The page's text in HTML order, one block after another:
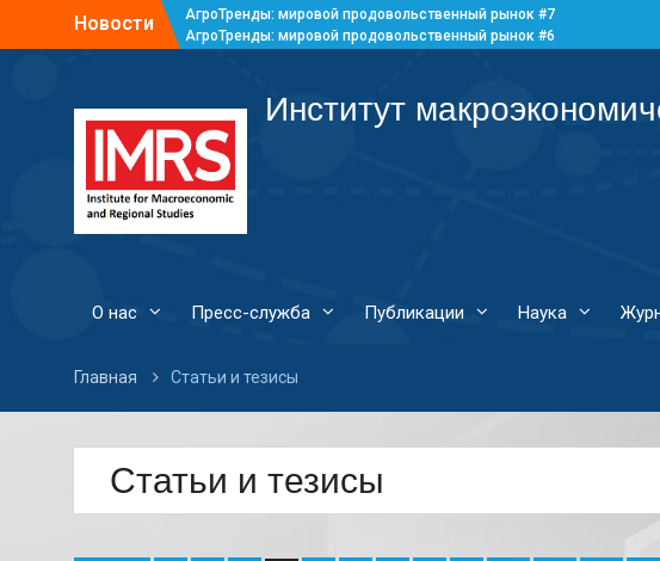
Новости
АгроТренды: мировой продовольственный рынок #7
АгроТренды: мировой продовольственный рынок #6
Институт
О нас Пресс-служба Публикации Наука
Главная Статьи и тезисы
Статьи и тезисы